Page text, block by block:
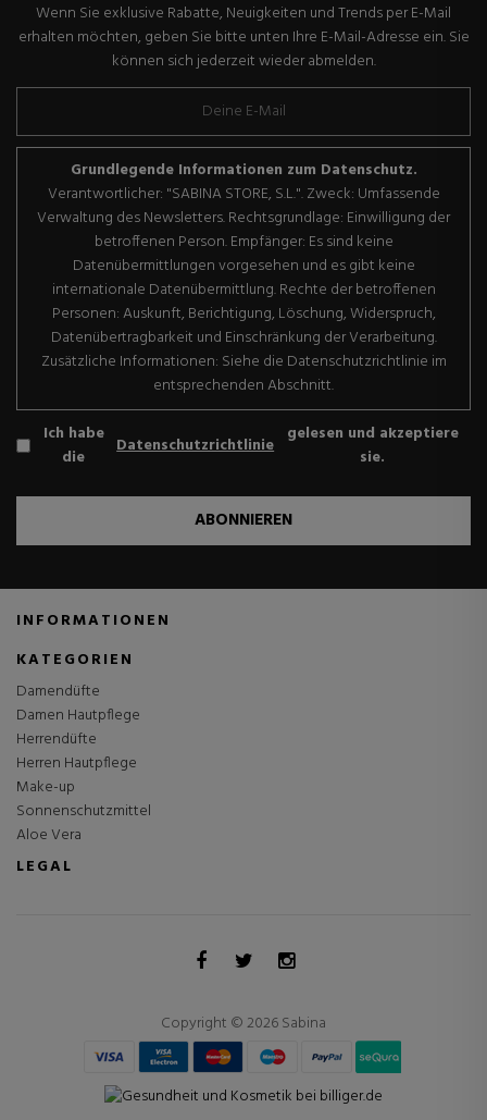
Wenn Sie exklusive Rabatte, Neuigkeiten und Trends per E-Mail
erhalten möchten, geben Sie bitte unten Ihre E-Mail-Adresse ein. Sie
können sich jederzeit wieder abmelden.
Grundlegende Informationen zum Datenschutz.
Verantwortlicher: "SABINA STORE, S.L.". Zweck: Umfassende
Verwaltung des Newsletters. Rechtsgrundlage: Einwilligung der
betroffenen Person. Empfänger: Es sind keine
Datenübermittlungen vorgesehen und es gibt keine
internationale Datenübermittlung. Rechte der betroffenen
Personen: Auskunft, Berichtigung, Löschung, Widerspruch,
Datenübertragbarkeit und Einschränkung der Verarbeitung.
Zusätzliche Informationen: Siehe die Datenschutzrichtlinie im
entsprechenden Abschnitt.
Ich habe
die
Datenschutzrichtlinie gelesen und akzeptiere
sie.
ABONNIEREN
INFORMATIONEN
KATEGORIEN
Damendüfte
Damen Hautpflege
Herrendüfte
Herren Hautpflege
Make-up
Sonnenschutzmittel
Aloe Vera
LEGAL
Copyright © 2026 Sabina